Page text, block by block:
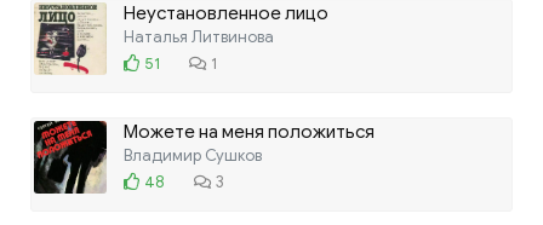
Неустановленное лицо
Наталья Литвинова
51
1
Можете на меня положиться
Владимир Сушков
48
3